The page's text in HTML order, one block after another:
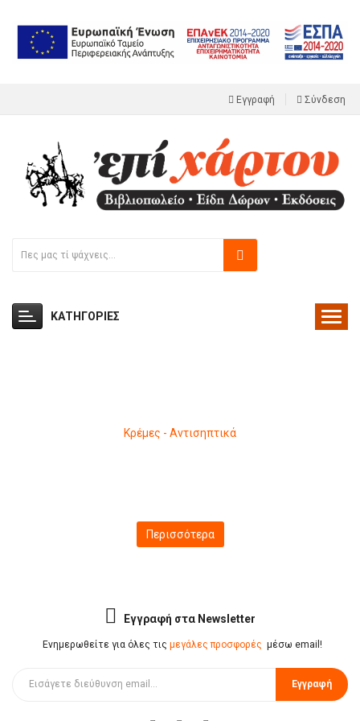
Εγγραφή Σύνδεση
ΚΑΤΗΓΟΡΙΕΣ
Κρέμες - Αντισηπτικά
Περισσότερα
Εγγραφή στα Newsletter
Ενημερωθείτε για όλες τις μεγάλες προσφορές μέσω email!
Εγγραφή